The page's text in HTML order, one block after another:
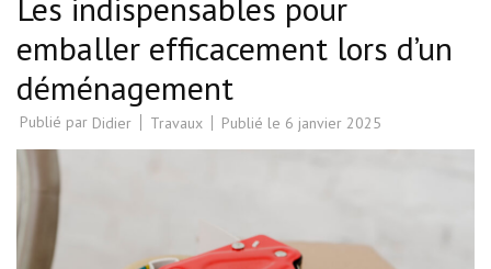
emballer efficacement lors d’un
déménagement
Publié par Didier Travaux Publié le 6 janvier 2025